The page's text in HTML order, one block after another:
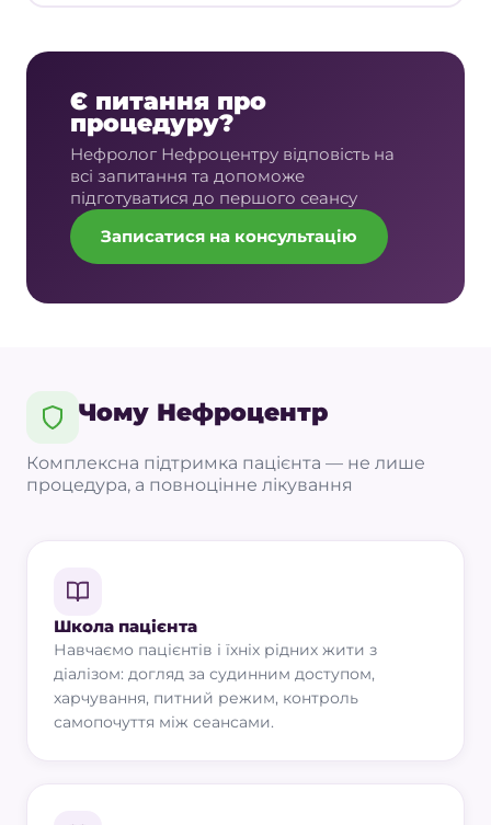
Є питання про
процедуру?
Нефролог Нефроцентру відповість на
всі запитання та допоможе
підготуватися до першого сеансу
Записатися на консультацію
Чому Нефроцентр
Комплексна підтримка пацієнта — не лише
процедура, а повноцінне лікування
Школа пацієнта
Навчаємо пацієнтів і їхніх рідних жити з
діалізом: догляд за судинним доступом,
харчування, питний режим, контроль
самопочуття між сеансами.